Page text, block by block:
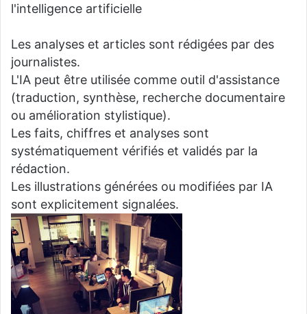
l'intelligence artificielle
Les analyses et articles sont rédigées par des
journalistes.
L'IA peut être utilisée comme outil d'assistance
(traduction, synthèse, recherche documentaire
ou amélioration stylistique).
Les faits, chiffres et analyses sont
systématiquement vérifiés et validés par la
rédaction.
Les illustrations générées ou modifiées par IA
sont explicitement signalées.